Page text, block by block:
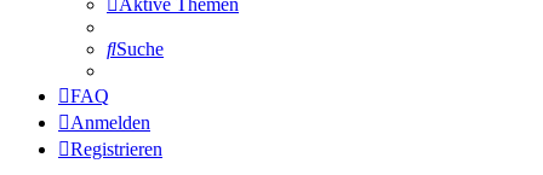
Suche
FAQ
Anmelden
Registrieren